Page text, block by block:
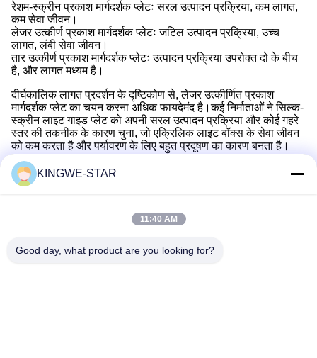
रेशम-स्क्रीन प्रकाश मार्गदर्शक प्लेटः सरल उत्पादन प्रक्रिया, कम लागत,
कम सेवा जीवन।
लेजर उत्कीर्ण प्रकाश मार्गदर्शक प्लेटः जटिल उत्पादन प्रक्रिया, उच्च
लागत, लंबी सेवा जीवन।
तार उत्कीर्ण प्रकाश मार्गदर्शक प्लेटः उत्पादन प्रक्रिया उपरोक्त दो के बीच
है, और लागत मध्यम है।
दीर्घकालिक लागत प्रदर्शन के दृष्टिकोण से, लेजर उत्कीर्णित प्रकाश
मार्गदर्शक प्लेट का चयन करना अधिक फायदेमंद है।कई निर्माताओं ने सिल्क-
स्क्रीन लाइट गाइड प्लेट को अपनी सरल उत्पादन प्रक्रिया और कोई गहरे
स्तर की तकनीक के कारण चुना, जो एक्रिलिक लाइट बॉक्स के सेवा जीवन
को कम करता है और पर्यावरण के लिए बहुत प्रदूषण का कारण बनता है।
पता
KINGWE-STAR
11:40 AM
Good day, what product are you looking for?